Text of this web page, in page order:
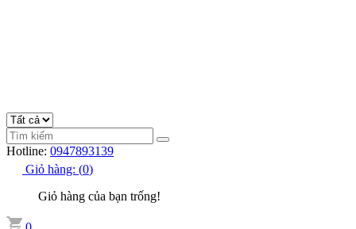
Hotline: 0947893139
Giỏ hàng: (0)
Giỏ hàng của bạn trống!